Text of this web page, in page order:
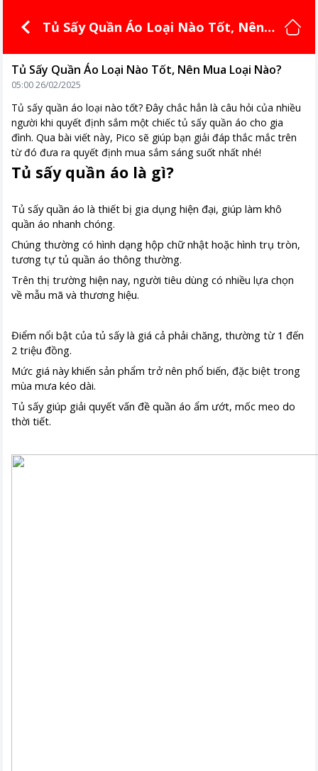
Tủ Sấy Quần Áo Loại Nào Tốt, Nên
Tủ Sấy Quần Áo Loại Nào Tốt, Nên Mua Loại Nào?
05:00 26/02/2025
Tủ sấy quần áo loại nào tốt? Đây chắc hẳn là câu hỏi của nhiều
người khi quyết định sắm một chiếc tủ sấy quần áo cho gia
đình. Qua bài viết này, Pico sẽ giúp bạn giải đáp thắc mắc trên
từ đó đưa ra quyết định mua sắm sáng suốt nhất nhé!
Tủ sấy quần áo là gì?
Tủ sấy quần áo là thiết bị gia dụng hiện đại, giúp làm khô
quần áo nhanh chóng.
Chúng thường có hình dạng hộp chữ nhật hoặc hình trụ tròn,
tương tự tủ quần áo thông thường.
Trên thị trường hiện nay, người tiêu dùng có nhiều lựa chọn
về mẫu mã và thương hiệu.
Điểm nổi bật của tủ sấy là giá cả phải chăng, thường từ 1 đến
2 triệu đồng.
Mức giá này khiến sản phẩm trở nên phổ biến, đặc biệt trong
mùa mưa kéo dài.
Tủ sấy giúp giải quyết vấn đề quần áo ẩm ướt, mốc meo do
thời tiết.